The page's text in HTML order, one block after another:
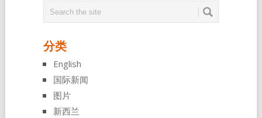
分类
English
国际新闻
图片
新西兰